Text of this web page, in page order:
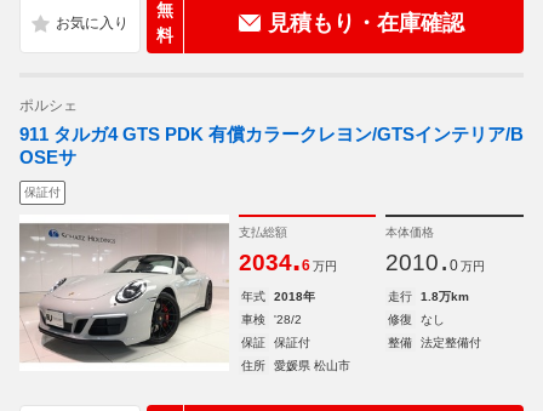
無
料
見積もり・在庫確認
ポルシェ
911 タルガ4 GTS PDK 有償カラークレヨン/GTSインテリア/B
OSEサ
保証付
支払総額
2034.6 万円
本体価格
2010. 0 万円
年式 2018年 走行
1.8万km
車検
'28/2 修復
なし
保証
保証付 整備
法定整備付
住所
愛媛県 松山市